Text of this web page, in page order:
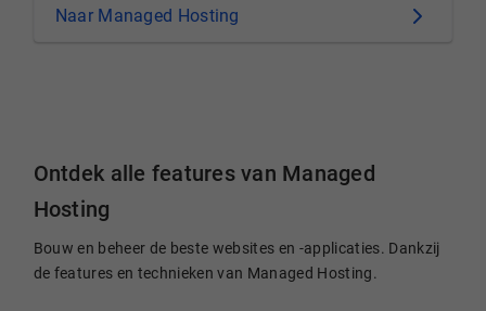
Naar Managed Hosting
Ontdek alle features van Managed
Hosting
Bouw en beheer de beste websites en -applicaties. Dankzij
de features en technieken van Managed Hosting.